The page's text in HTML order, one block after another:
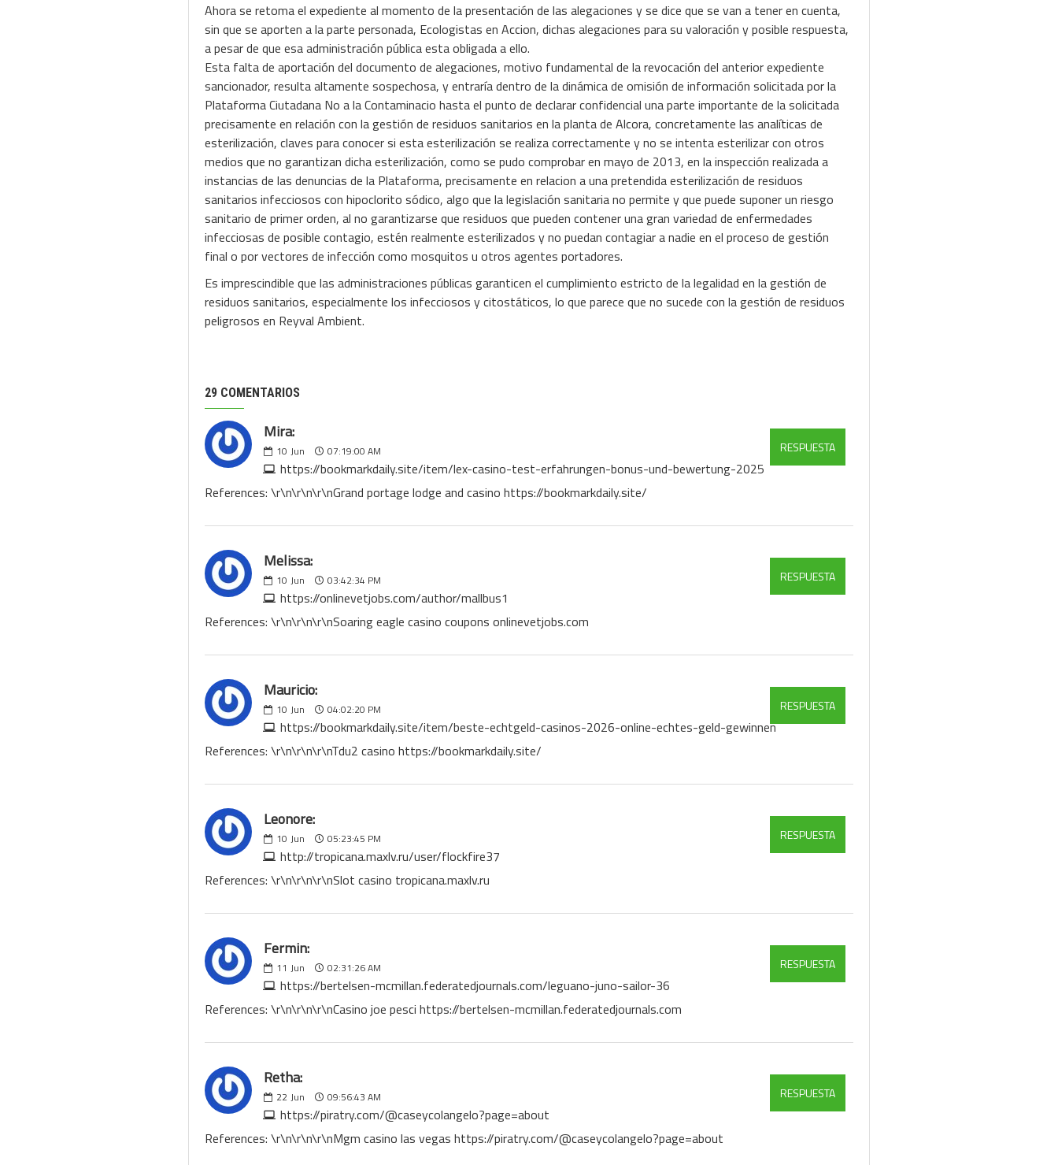
Ahora se retoma el expediente al momento de la presentación de las alegaciones y se dice que se van a tener en cuenta,
sin que se aporten a la parte personada, Ecologistas en Accion, dichas alegaciones para su valoración y posible respuesta,
a pesar de que esa administración pública esta obligada a ello.
Esta falta de aportación del documento de alegaciones, motivo fundamental de la revocación del anterior expediente
sancionador, resulta altamente sospechosa, y entraría dentro de la dinámica de omisión de información solicitada por la
Plataforma Ciutadana No a la Contaminacio hasta el punto de declarar confidencial una parte importante de la solicitada
precisamente en relación con la gestión de residuos sanitarios en la planta de Alcora, concretamente las analíticas de
esterilización, claves para conocer si esta esterilización se realiza correctamente y no se intenta esterilizar con otros
medios que no garantizan dicha esterilización, como se pudo comprobar en mayo de 2013, en la inspección realizada a
instancias de las denuncias de la Plataforma, precisamente en relacion a una pretendida esterilización de residuos
sanitarios infecciosos con hipoclorito sódico, algo que la legislación sanitaria no permite y que puede suponer un riesgo
sanitario de primer orden, al no garantizarse que residuos que pueden contener una gran variedad de enfermedades
infecciosas de posible contagio, estén realmente esterilizados y no puedan contagiar a nadie en el proceso de gestión
final o por vectores de infección como mosquitos u otros agentes portadores.
Es imprescindible que las administraciones públicas garanticen el cumplimiento estricto de la legalidad en la gestión de
residuos sanitarios, especialmente los infecciosos y citostáticos, lo que parece que no sucede con la gestión de residuos
peligrosos en Reyval Ambient.
29 COMENTARIOS
Mira:
10 Jun 07:19:00 AM
https://bookmarkdaily.site/item/lex-casino-test-erfahrungen-bonus-und-bewertung-2025
RESPUESTA
References: \r\n\r\n\r\nGrand portage lodge and casino https://bookmarkdaily.site/
Melissa:
10 Jun 03:42:34 PM
https://onlinevetjobs.com/author/mallbus1
RESPUESTA
References: \r\n\r\n\r\nSoaring eagle casino coupons onlinevetjobs.com
Mauricio:
10 Jun 04:02:20 PM
https://bookmarkdaily.site/item/beste-echtgeld-casinos-2026-online-echtes-geld-gewinnen
RESPUESTA
References: \r\n\r\n\r\nTdu2 casino https://bookmarkdaily.site/
Leonore:
10 Jun 05:23:45 PM
http://tropicana.maxlv.ru/user/flockfire37
RESPUESTA
References: \r\n\r\n\r\nSlot casino tropicana.maxlv.ru
Fermin:
11 Jun 02:31:26 AM
https://bertelsen-mcmillan.federatedjournals.com/leguano-juno-sailor-36
RESPUESTA
References: \r\n\r\n\r\nCasino joe pesci https://bertelsen-mcmillan.federatedjournals.com
Retha:
22 Jun 09:56:43 AM
https://piratry.com/@caseycolangelo?page=about
RESPUESTA
References: \r\n\r\n\r\nMgm casino las vegas https://piratry.com/@caseycolangelo?page=about